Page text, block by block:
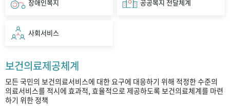
장애인복지 공공복지 전달체계
사회서비스
보건의료제공체계
모든 국민의 보건의료서비스에 대한 요구에 대응하기 위해 적정한 수준의
의료서비스를 적시에 효과적, 효율적으로 제공하도록 보건의료체계를 마련
하기 위한 정책